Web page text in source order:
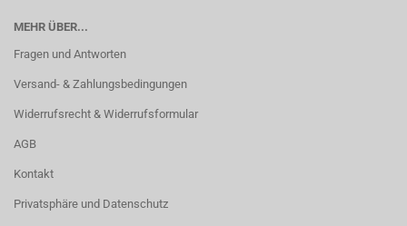
MEHR ÜBER...
Fragen und Antworten
Versand- & Zahlungsbedingungen
Widerrufsrecht & Widerrufsformular
AGB
Kontakt
Privatsphäre und Datenschutz